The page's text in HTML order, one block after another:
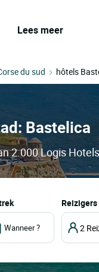
Lees meer
du sud hôtels
Bastelica
2.000 Logis
Reizigers
2